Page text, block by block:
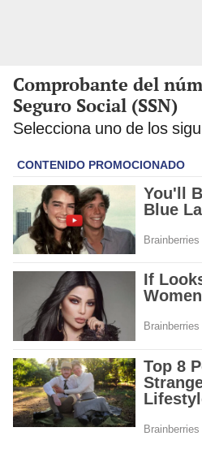
Comprobante del
Seguro Social (SSN)
Selecciona uno de los